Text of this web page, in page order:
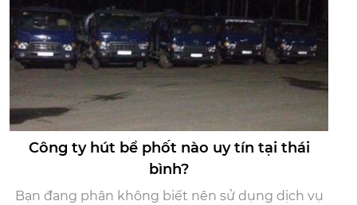
Công ty hút bể phốt nào uy tín tại thái
bình?
Bạn đang phân không biết nên sử dụng dịch vụ